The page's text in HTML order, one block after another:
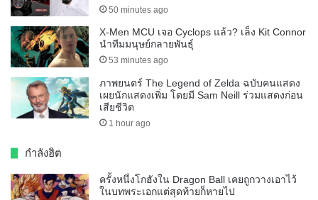
50 minutes ago
X-Men MCU เจอ Cyclops แล้ว? เล็ง Kit Connor
นำทีมมนุษย์กลายพันธุ์
53 minutes ago
ภาพยนตร์ The Legend of Zelda ฉบับคนแสดง
เผยนักแสดงเพิ่ม โดยมี Sam Neill ร่วมแสดงก่อน
เสียชีวิต
1 hour ago
กำลังฮิต
ครั้งหนึ่งโกฮังใน Dragon Ball เคยถูกวางเอาไว้
ในบทพระเอกแต่สุดท้ายก็หายไป